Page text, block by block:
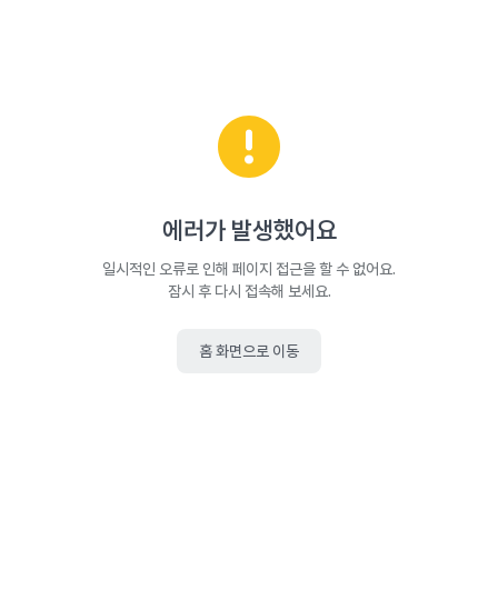
에러가 발생했어요
일시적인 오류로 인해 페이지 접근을 할 수 없어요.
잠시 후 다시 접속해 보세요.
홈 화면으로 이동